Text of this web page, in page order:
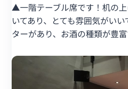
▲一階テーブル席です！机の
いてあり、とても雰囲気がい
ターがあり、お酒の種類が豊富